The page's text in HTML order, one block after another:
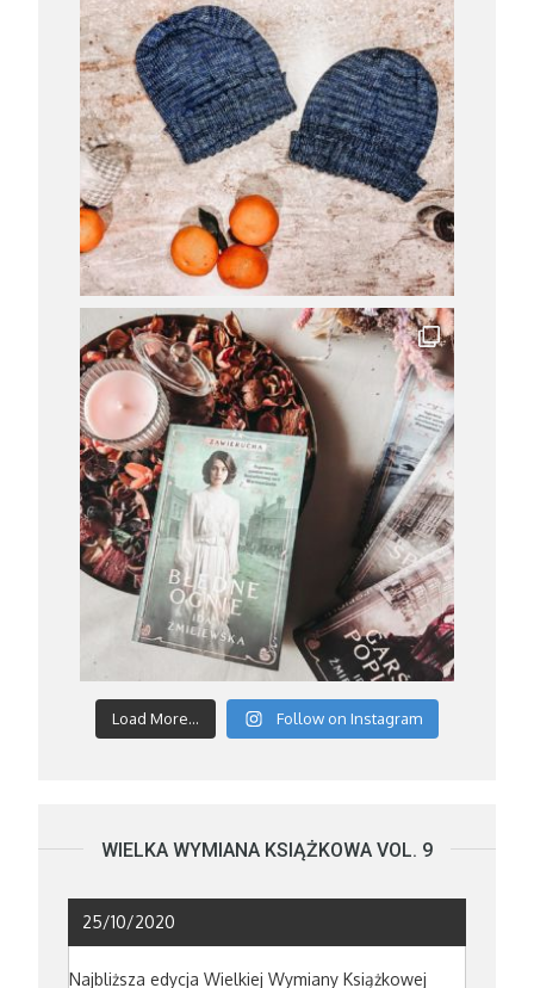
Load More... Follow on Instagram
WIELKA WYMIANA KSIĄŻKOWA VOL. 9
25/10/2020
Najbliższa edycja Wielkiej Wymiany Książkowej